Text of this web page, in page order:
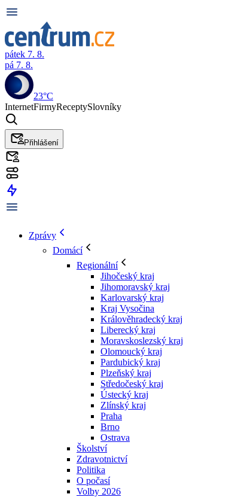
pátek 7. 8.
pá 7. 8.
23°C
InternetFirmyReceptySlovníky
Přihlášení
Zprávy
Domácí
Regionální
Jihočeský kraj
Jihomoravský kraj
Karlovarský kraj
Kraj Vysočina
Králověhradecký kraj
Liberecký kraj
Moravskoslezský kraj
Olomoucký kraj
Pardubický kraj
Plzeňský kraj
Středočeský kraj
Ústecký kraj
Zlínský kraj
Praha
Brno
Ostrava
Školství
Zdravotnictví
Politika
O počasí
Volby 2026